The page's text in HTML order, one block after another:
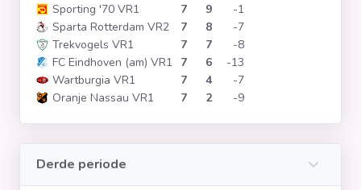
Sporting '70 VR1
7 9
-1
Sparta Rotterdam VR2
7 8
-7
Trekvogels VR1
7 7
-8
FC Eindhoven (am) VR1
7 6
-13
Wartburgia VR1
7 4
-7
Oranje Nassau VR1
7 2 -9
Derde periode